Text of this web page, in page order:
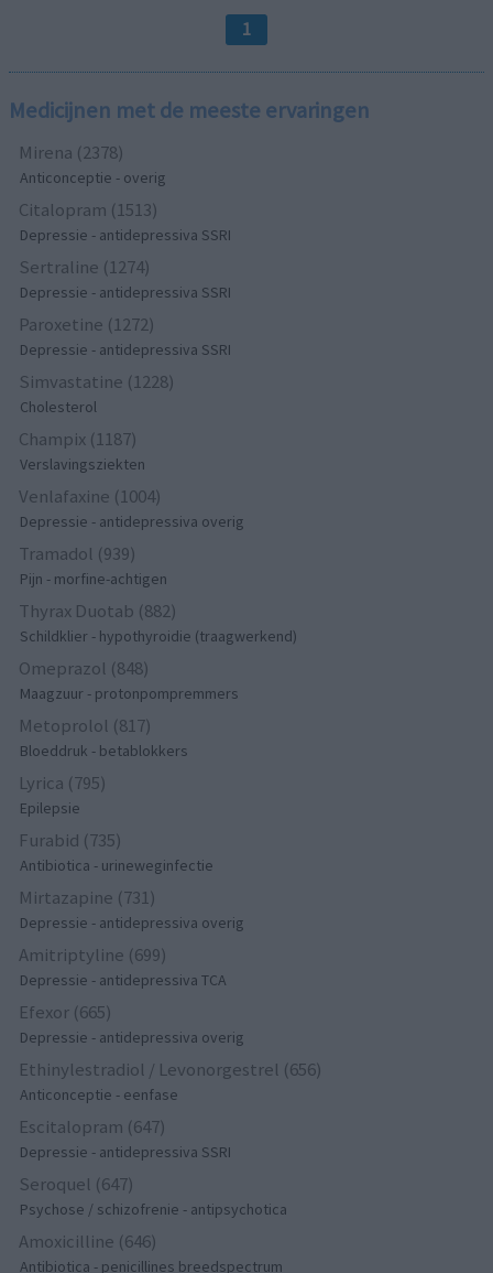
1
Medicijnen met de meeste ervaringen
Mirena (2378)
Anticonceptie - overig
Citalopram (1513)
Depressie - antidepressiva SSRI
Sertraline (1274)
Depressie - antidepressiva SSRI
Paroxetine (1272)
Depressie - antidepressiva SSRI
Simvastatine (1228)
Cholesterol
Champix (1187)
Verslavingsziekten
Venlafaxine (1004)
Depressie - antidepressiva overig
Tramadol (939)
Pijn - morfine-achtigen
Thyrax Duotab (882)
Schildklier - hypothyroidie (traagwerkend)
Omeprazol (848)
Maagzuur - protonpompremmers
Metoprolol (817)
Bloeddruk - betablokkers
Lyrica (795)
Epilepsie
Furabid (735)
Antibiotica - urineweginfectie
Mirtazapine (731)
Depressie - antidepressiva overig
Amitriptyline (699)
Depressie - antidepressiva TCA
Efexor (665)
Depressie - antidepressiva overig
Ethinylestradiol / Levonorgestrel (656)
Anticonceptie - eenfase
Escitalopram (647)
Depressie - antidepressiva SSRI
Seroquel (647)
Psychose / schizofrenie - antipsychotica
Amoxicilline (646)
Antibiotica - penicillines breedspectrum